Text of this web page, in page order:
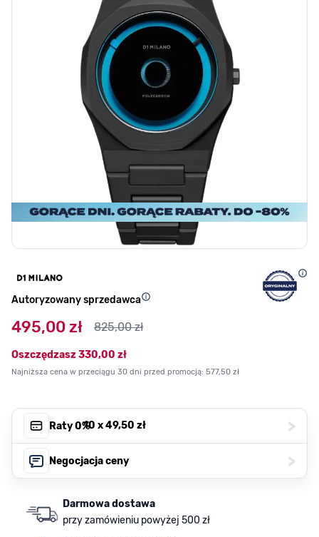
Autoryzowany sprzedawca
495,00 zł 825,00 zł
Oszczędzasz330,00 zł
Najniższa cena w przeciągu 30 dni przed promocją: 577,50 zł
Raty 0%, 10 x49,50 zł >
Negocjacja ceny >
Darmowa dostawa
przy zamówieniu powyżej 500 zł